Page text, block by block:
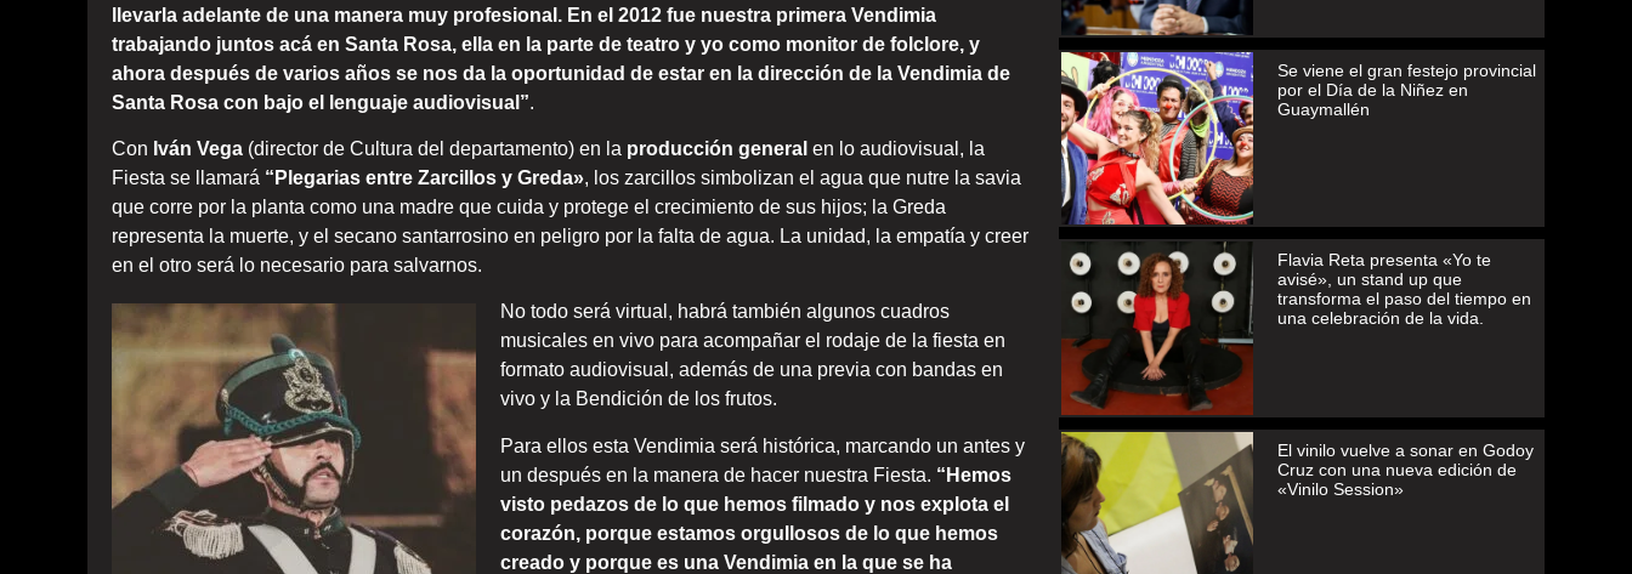
llevarla adelante de una manera muy profesional. En el 2012 fue nuestra primera Vendimia
trabajando juntos acá en Santa Rosa, ella en la parte de teatro y yo como monitor de folclore, y
ahora después de varios años se nos da la oportunidad de estar en la dirección de la Vendimia de
Santa Rosa con bajo el lenguaje audiovisual”.
Con Iván Vega (director de Cultura del departamento) en la producción general en lo audiovisual, la
Fiesta se llamará “Plegarias entre Zarcillos y Greda», los zarcillos simbolizan el agua que nutre la savia
que corre por la planta como una madre que cuida y protege el crecimiento de sus hijos; la Greda
representa la muerte, y el secano santarrosino en peligro por la falta de agua. La unidad, la empatía y creer
en el otro será lo necesario para salvarnos.
No todo será virtual, habrá también algunos cuadros
musicales en vivo para acompañar el rodaje de la fiesta en
formato audiovisual, además de una previa con bandas en
vivo y la Bendición de los frutos.
Para ellos esta Vendimia será histórica, marcando un antes y
un después en la manera de hacer nuestra Fiesta. “Hemos
visto pedazos de lo que hemos filmado y nos explota el
corazón, porque estamos orgullosos de lo que hemos
creado y porque es una Vendimia en la que se ha
Se viene el gran festejo provincial
por el Día de la Niñez en
Guaymallén
Flavia Reta presenta «Yo te
avisé», un stand up que
transforma el paso del tiempo en
una celebración de la vida.
El vinilo vuelve a sonar en Godoy
Cruz con una nueva edición de
«Vinilo Session»